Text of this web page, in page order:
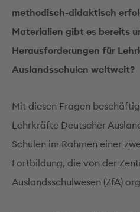
methodisch-didaktisch
Materialien gibt es bereits
Herausforderungen für
Auslandsschulen weltweit?
Mit diesen Fragen
Lehrkräfte Deutscher
Schulen im Rahmen einer
Fortbildung, die von der
Auslandsschulwesen (ZfA)